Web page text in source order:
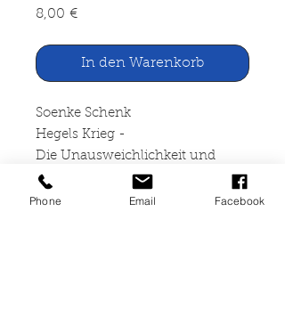
8,00 €Preis
In den Warenkorb
Soenke Schenk
Hegels Krieg -
Die Unausweichlichkeit und
Mäßigung des Krieges
in den Grundlinien der
Phone Email Facebook